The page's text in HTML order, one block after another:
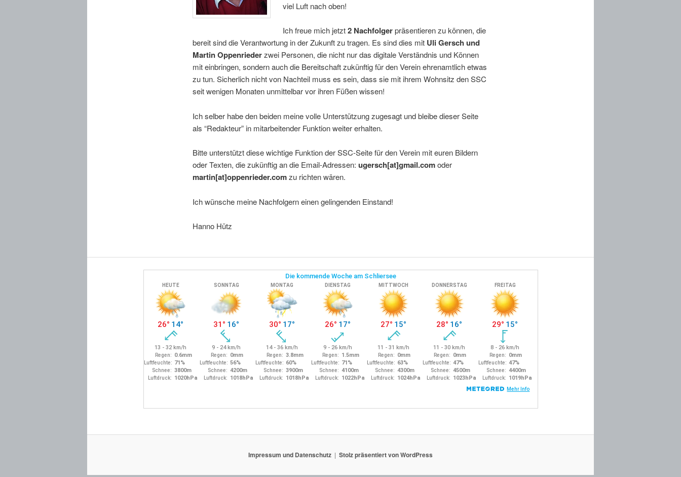
viel Luft nach oben!
Ich freue mich jetzt2 Nachfolgerpräsentieren zu können, die
bereit sind die Verantwortung in der Zukunft zu tragen. Es sind dies mit Uli Gersch und
Martin Oppenriederzwei Personen, die nicht nur das digitale Verständnis und Können
mit einbringen, sondern auch die Bereitschaft zukünftig für den Verein ehrenamtlich etwas
zu tun. Sicherlich nicht von Nachteil muss es sein, dass sie mit ihrem Wohnsitz den SSC
seit wenigen Monaten unmittelbar vor ihren Füßen wissen!
Ich selber habe den beiden meine volle Unterstützung zugesagt und bleibe dieser Seite
als “Redakteur” in mitarbeitender Funktion weiter erhalten.
Bitte unterstützt diese wichtige Funktion der SSC-Seite für den Verein mit euren Bildern
oder Texten, die zukünftig an die Email-Adressen: ugersch[at]gmail.comoder
martin[at]oppenrieder.comzu richten wären.
Ich wünsche meine Nachfolgern einen gelingenden Einstand!
Hanno Hütz
Impressum und Datenschutz Stolz präsentiert von WordPress